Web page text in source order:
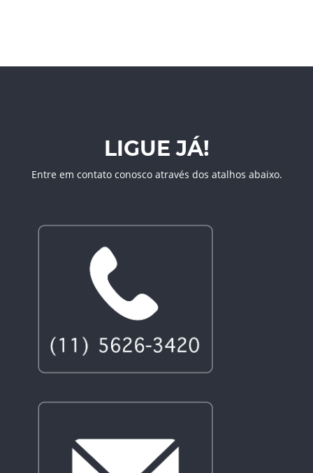
LIGUE JÁ!
Entre em contato conosco através dos atalhos abaixo.